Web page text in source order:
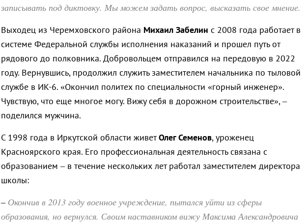
записывать под диктовку. Мы можем задать вопрос, высказать свое мнение.
Выходец из Черемховского района Михаил Забелин с 2008 года работает в
системе Федеральной службы исполнения наказаний и прошел путь от
рядового до полковника. Добровольцем отправился на передовую в 2022
году. Вернувшись, продолжил служить заместителем начальника по тыловой
службе в ИК-6. «Окончил политех по специальности «горный инженер».
Чувствую, что еще многое могу. Вижу себя в дорожном строительстве», –
поделился мужчина.
С 1998 года в Иркутской области живетОлег Семенов, уроженец
Красноярского края. Его профессиональная деятельность связана с
образованием – в течение нескольких лет работал заместителем директора
школы:
–Окончив в 2013 году военное учреждение, пытался уйти из сферы
образования, но вернулся. Своим наставником вижу Максима Александровича